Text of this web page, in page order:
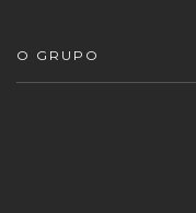
O GRUPO